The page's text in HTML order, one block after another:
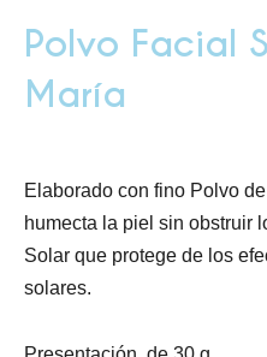
Polvo Facial
María
Elaborado con fino Polvo
humecta la piel sin obstruir
Solar que protege de los
solares.